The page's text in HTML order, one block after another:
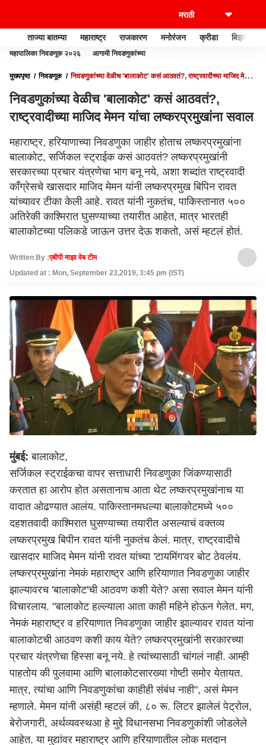
ताज्या बातम्या महाराष्ट्र राजकारण मनोरंजन क्रीडा बिझनेस
महापालिका निवडणूक २०२६ आगामी निवडणुकांच्या
मुख्यपृष्ठ निवडणूक
निवडणुकांच्या वेळीच 'बालाकोट' कसं आठवतं?, राष्ट्रवादीच्या माजिद मेमन
निवडणुकांच्या वेळीच 'बालाकोट' कसं आठवतं?,
राष्ट्रवादीच्या माजिद मेमन यांचा लष्करप्रमुखांना सवाल
महाराष्ट्र, हरियाणाच्या निवडणुका जाहीर होताच लष्करप्रमुखांना
बालाकोट, सर्जिकल स्ट्राईक कसं आठवतं? लष्करप्रमुखांनी
सरकारच्या प्रचार यंत्रणेचा भाग बनू नये, अशा शब्दांत राष्ट्रवादी
काँग्रेसचे खासदार माजिद मेमन यांनी लष्करप्रमुख बिपिन रावत
यांच्यावर टीका केली आहे. रावत यांनी नुकतंच, पाकिस्तानात ५००
अतिरेकी काश्मिरात घुसण्याच्या तयारीत आहेत, मात्र भारतही
बालाकोटच्या पलिकडे जाऊन उत्तर देऊ शकतो, असं म्हटलं होतं.
Written By :एबीपी माझा वेब टीम
Updated at : Mon, September 23,2019, 3:45 pm (IST)
मुंबई: बालाकोट,
सर्जिकल स्ट्राईकचा वापर सत्ताधारी निवडणुका जिंकण्यासाठी
करतात हा आरोप होत असतानाच आता थेट लष्करप्रमुखांनाच या
वादात ओढण्यात आलंय. पाकिस्तानमधल्या बालाकोटमध्ये ५००
दहशतवादी काश्मिरात घुसण्याच्या तयारीत असल्याचं वक्तव्य
लष्करप्रमुख बिपीन रावत यांनी नुकतंच केलं. मात्र, राष्ट्रवादीचे
खासदार माजिद मेमन यांनी रावत यांच्या 'टायमिंग'वर बोट ठेवलंय.
लष्करप्रमुखांना नेमकं महाराष्ट्र आणि हरियाणात निवडणुका जाहीर
झाल्यावरच 'बालाकोट'ची आठवण कशी येते? असा सवाल मेमन यांनी
विचारलाय. "बालाकोट हल्ल्याला आता काही महिने होऊन गेलेत. मग,
नेमकं महाराष्ट्र व हरियाणात निवडणुका जाहीर झाल्यावर रावत यांना
बालाकोटची आठवण कशी काय येते? लष्करप्रमुखांनी सरकारच्या
प्रचार यंत्रणेचा हिस्सा बनू नये. हे त्यांच्यासाठी चांगलं नाही. आम्ही
पाहतोय की पुलवामा आणि बालाकोटसारख्या गोष्टी समोर येतायत.
मात्र, त्यांचा आणि निवडणुकांचा काहीही संबंध नाही", असं मेमन
म्हणाले. मेमन यांनी असंही म्हटलं की, ८० रू. लिटर झालेलं पेट्रोल,
बेरोजगारी, अर्थव्यवस्थआ हे मुद्दे विधानसभा निवडणुकांशी जोडलेले
आहेत. या मुद्यांवर महाराष्ट्र आणि हरियाणातील लोक मतदान